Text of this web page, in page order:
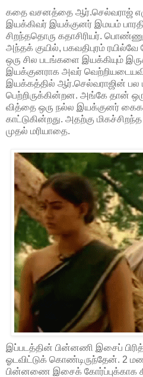
கதை வசனத்தை ஆர்.செல்வராஜ்
இயக்கிவர் இயக்குனர் இமயம்
சிறந்ததொரு கதாசிரியர். பொண்ணு
அந்தக் குயில், பகவதிபுரம்
ஒரு சில படங்களை இயக்கியும்
இயக்குனராக அவர்
இயக்கத்தில் ஆர்.செல்வராஜின் பல
பெற்றிருக்கின்றன. அங்கே தான்
வித்தை ஒரு நல்ல இயக்குனர்
காட்டுகின்றது. அதற்கு
முதல் மரியாதை.
இப்படத்தின் பின்னணி இசைப்
ஓடவிட்டுக் கொண்டிருந்தேன். 2
பின்னணை இசைக் கோர்ப்புக்காக